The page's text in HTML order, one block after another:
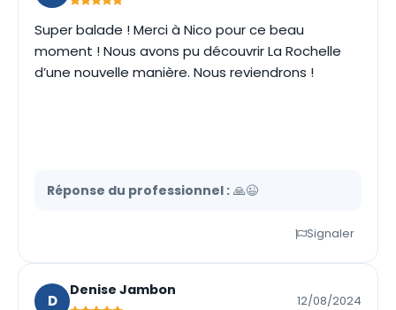
Super balade ! Merci à Nico pour ce beau
moment ! Nous avons pu découvrir La Rochelle
d’une nouvelle manière. Nous reviendrons !
Réponse du professionnel : 🙏😉
Signaler
D
Denise Jambon
12/08/2024